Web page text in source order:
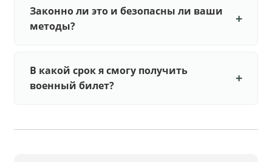
Законно ли это и безопасны ли ваши
методы?
В какой срок я смогу получить
военный билет?